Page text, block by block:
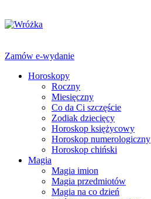
Zamów e-wydanie
Horoskopy
Roczny
Miesięczny
Co da Ci szczęście
Zodiak dziecięcy
Horoskop księżycowy
Horoskop numerologiczny
Horoskop chiński
Magia
Magia imion
Magia przedmiotów
Magia na co dzień